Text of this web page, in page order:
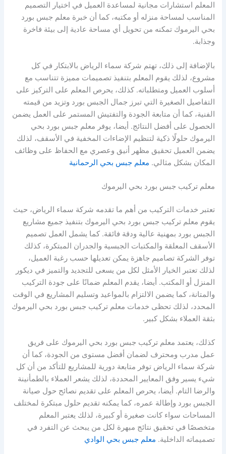
المعلم استشارات مجانية لمساعدة العميل في اختيار التصميم
المناسب لمساحة منزله أو مكتبه، كما أن خبرة معلم جبس بورد
بحي اليرموك تمكنه من تحويل أي مساحة عادية إلى بيئة فاخرة
وجذابة.
بالإضافة إلى ذلك، تهتم شركة سماء الرياض بالابتكار في كل
مشروع، لذلك يقوم المعلم بتنفيذ تصميمات مميزة تتناسب مع
أسلوب العميل ومتطلباته. كذلك، يحرص المعلم على التركيز على
التفاصيل الصغيرة التي تبرز جمال الجبس بورد وتزيد من قيمته
الفنية، كما أن متابعة الجودة والتفتيش المستمر على العمل يضمن
الحصول على أفضل النتائج. أيضا، يوفر معلم جبس بورد بحي
اليرموك حلولًا ذكية لتنظيم الإضاءات المخفية في الأسقف، لذلك
يضمن العميل تحقيق مظهر أنيق وعصري مع الحفاظ على وظائف
المكان بشكل مثالي. معلم جبس بحي الرحمانية
معلم تركيب جبس بورد بحي اليرموك
تعتبر خدمات التركيب من أهم ما تقدمه شركة سماء الرياض، حيث
يقوم معلم تركيب جبس بورد بحي اليرموك بتنفيذ جميع مشاريع
الجبس بورد بمهنية عالية ودقة فائقة. كما يشمل العمل تصميم
الأسقف المعلقة والمكتبات الجبسية والجدران المبتكرة، كذلك
توفر الشركة تصاميم جاهزة يمكن تعديلها حسب رغبة العميل،
لذلك تعتبر الخيار الأمثل لكل من يسعى للتجديد والتميز في ديكور
المنزل أو المكتب. أيضا، يقدم المعلم ضمانًا على جودة التركيب
والمتانة، كما يضمن الالتزام بالمواعيد وتسليم المشاريع في الوقت
المحدد، لذلك تحظى خدمات معلم تركيب جبس بورد بحي اليرموك
بثقة العملاء بشكل كبير.
كذلك، يعتمد معلم تركيب جبس بورد بحي اليرموك على فريق
عمل مدرب ومحترف لضمان أفضل مستوى من الجودة، كما أن
شركة سماء الرياض توفر متابعة دورية للمشاريع للتأكد من أن كل
شيء يسير وفق المعايير المحددة، لذلك يشعر العملاء بالطمأنينة
والرضا التام. أيضا، يحرص المعلم على تقديم نصائح حول صيانة
الجبس بورد وإطالة عمره، كما يمكنه تقديم حلول مبتكرة لمختلف
المساحات سواء كانت صغيرة أو كبيرة، لذلك يعتبر المعلم
متخصصًا في تحقيق نتائج مبهرة لكل من يبحث عن التفرد في
تصميماته الداخلية. معلم جبس بحي الوادي